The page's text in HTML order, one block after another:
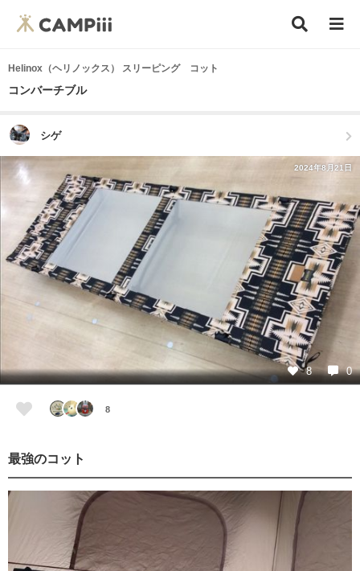
Helinox（ヘリノックス） スリーピング コット
コンバーチブル
シゲ
2024年8月21日
8 0
8
最強のコット